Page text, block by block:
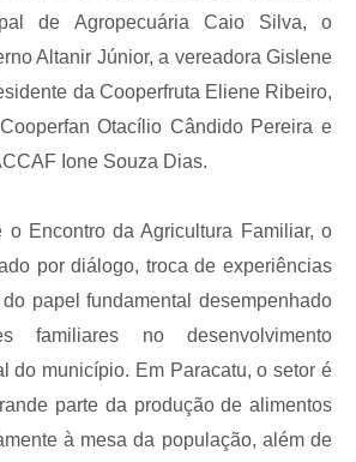
de Agropecuária Caio Silva, o
Altanir Júnior, a vereadora Gislene
da Cooperfruta Eliene Ribeiro,
Otacílio Cândido Pereira e
Ione Souza Dias.
o Encontro da Agricultura Familiar, o
por diálogo, troca de experiências
papel fundamental desempenhado
familiares no desenvolvimento
do município. Em Paracatu, o setor é
parte da produção de alimentos
à mesa da população, além de